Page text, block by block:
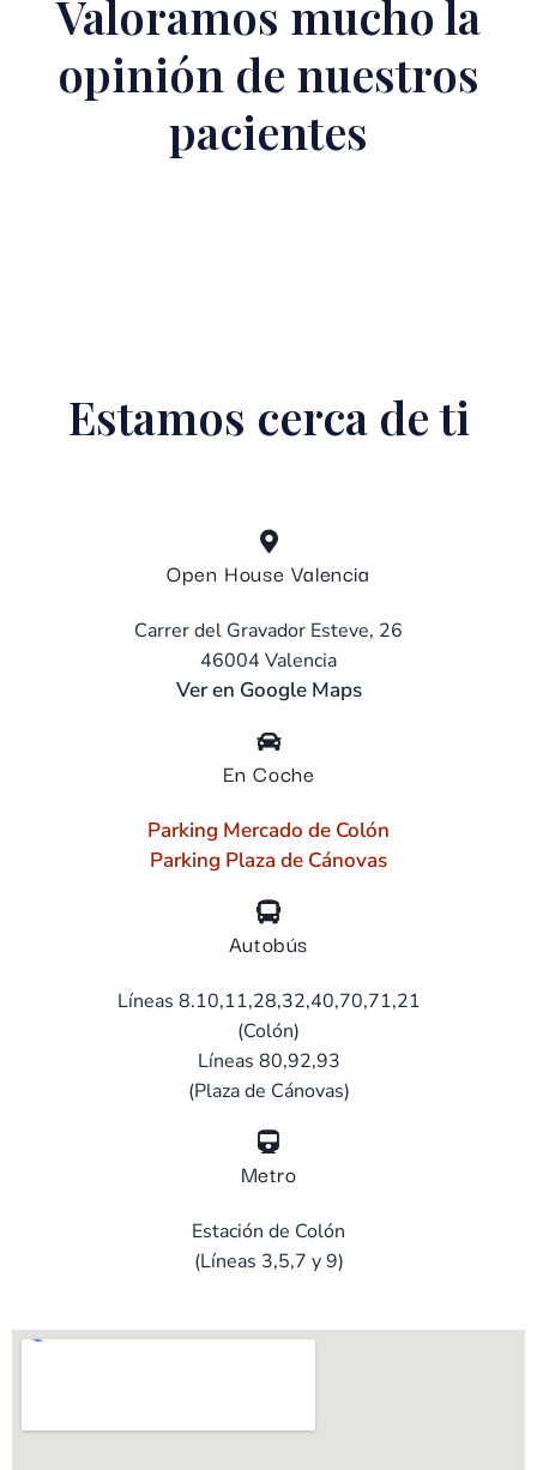
Valoramos mucho la
opinión de nuestros
pacientes
Estamos cerca de ti
Open House Valencia
Carrer del Gravador Esteve, 26
46004 Valencia
Ver en Google Maps
En Coche
Parking Mercado de Colón
Parking Plaza de Cánovas
Autobús
Líneas 8.10,11,28,32,40,70,71,21
(Colón)
Líneas 80,92,93
(Plaza de Cánovas)
Metro
Estación de Colón
(Líneas 3,5,7 y 9)